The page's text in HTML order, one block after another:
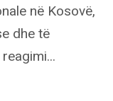
në Kosovë,
dhe të